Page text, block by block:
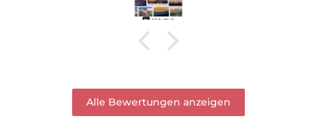
Alle Bewertungen anzeigen